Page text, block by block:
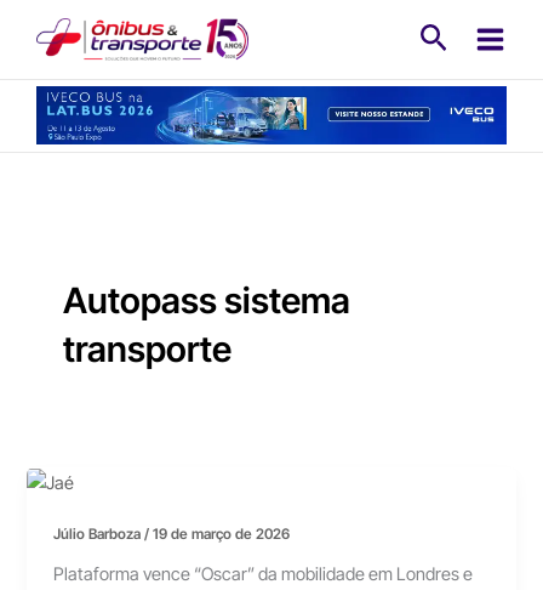
conteúdo
Autopass sistema
transporte
Júlio Barboza/19 de março de 2026
Plataforma vence “Oscar” da mobilidade em Londres e